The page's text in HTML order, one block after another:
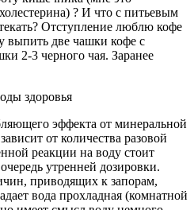
? И что с питьевым
Отступление люблю кофе
выпить две чашки кофе с
2-3 черного чая. Заранее
здоровья
эффекта от минеральной
от количества разовой
реакции на воду стоит
утренней дозировки.
приводящих к запорам,
вода прохладная (комнатной